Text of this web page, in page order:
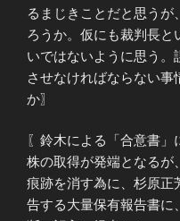
るまじきことだと思う
ろうか。仮にも裁判長と
いではないように思う
させなければならない事
か〗
〖鈴木による「合意書
株の取得が発端となるが
痕跡を消す為に、杉原正
告する大量保有報告書に